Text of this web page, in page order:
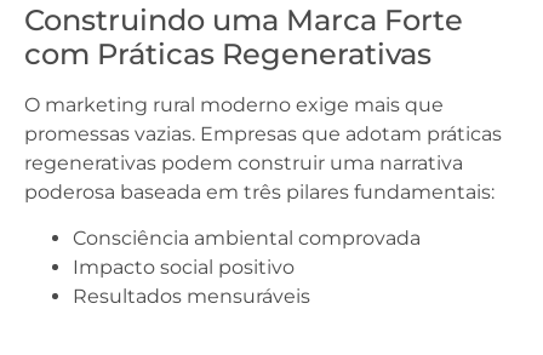
Construindo uma Marca Forte
com Práticas Regenerativas
O marketing rural moderno exige mais que
promessas vazias. Empresas que adotam práticas
regenerativas podem construir uma narrativa
poderosa baseada em três pilares fundamentais:
Consciência ambiental comprovada
Impacto social positivo
Resultados mensuráveis